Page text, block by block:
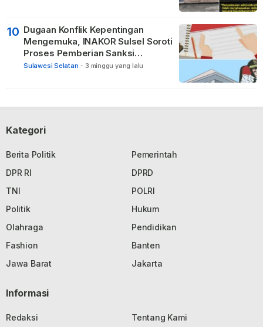
Pidana
10 Dugaan Konflik Kepentingan
Mengemuka, INAKOR Sulsel Soroti
Proses Pemberian Sanksi
terhadap ASN di Bone
Sulawesi Selatan - 3 minggu yang lalu
Kategori
Berita Politik
Pemerintah
DPR RI
DPRD
TNI
POLRI
Politik
Hukum
Olahraga
Pendidikan
Fashion
Banten
Jawa Barat
Jakarta
Informasi
Redaksi Tentang Kami